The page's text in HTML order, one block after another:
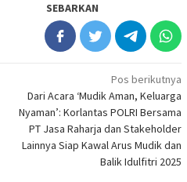
SEBARKAN
Pos berikutnya
Dari Acara ‘Mudik Aman, Keluarga
Nyaman’: Korlantas POLRI Bersama
PT Jasa Raharja dan Stakeholder
Lainnya Siap Kawal Arus Mudik dan
Balik Idulfitri 2025